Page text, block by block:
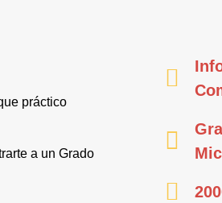
práctico
a un Grado